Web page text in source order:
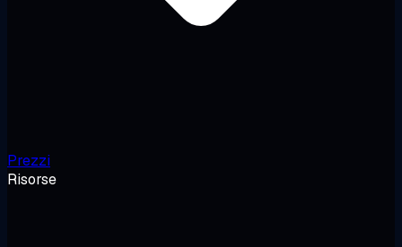
Prezzi
Risorse